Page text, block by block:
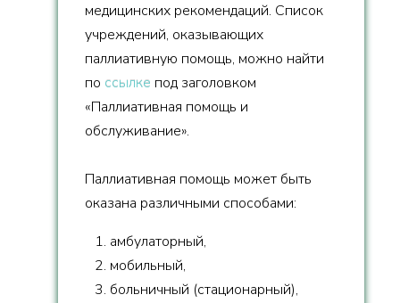
медицинских рекомендаций. Список
учреждений, оказывающих
паллиативную помощь, можно найти
по ссылке под заголовком
«Паллиативная помощь и
обслуживание».
Паллиативная помощь может быть
оказана различными способами:
1. амбулаторный,
2. мобильный,
3. больничный (стационарный),